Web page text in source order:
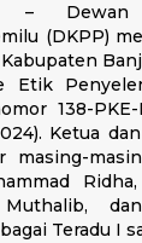
– Dewan
(DKPP)
Etik
138-PKE-
Ketua
masing-
Teradu I